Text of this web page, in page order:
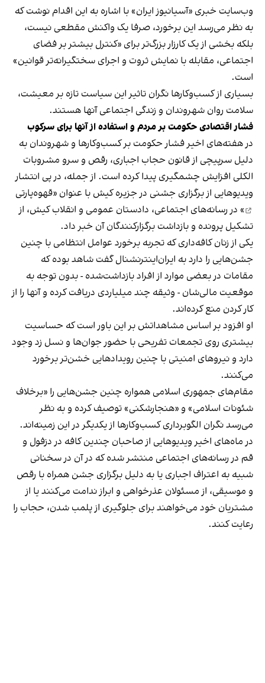
وب‌سایت خبری «آسیانیوز ایران» با اشاره به این اقدام نوشت که
به نظر می‌رسد این برخورد، صرفا یک واکنش مقطعی نیست،
بلکه بخشی از یک کارزار بزرگ‌تر برای «کنترل بیشتر بر فضای
اجتماعی، مقابله با نمایش ثروت و اجرای سختگیرانه‌تر قوانین»
است.
بسیاری از کسب‌وکارها نگران تاثیر این سیاست‌ تازه بر معیشت،
سلامت روان شهروندان و زندگی اجتماعی آنها هستند.
فشار اقتصادی حکومت بر مردم و استفاده از آنها برای سرکوب
در هفته‌های اخیر فشار حکومت بر کسب‌وکارها و شهروندان به
دلیل سرپیچی از قانون حجاب اجباری، رقص و سرو مشروبات
الکلی افزایش چشمگیری پیدا کرده است. از جمله، در پی انتشار
ویدیوهایی از برگزاری جشنی در جزیره کیش با عنوان «قهوه‌پارتی
» در رسانه‌های اجتماعی، دادستان عمومی و انقلاب کیش، از
تشکیل پرونده و بازداشت برگزارکنندگان آن خبر داد.
یکی از زنان کافه‌داری که تجربه برخورد عوامل انتظامی با چنین
جشن‌هایی را دارد به ایران‌اینترنشنال گفت شاهد بوده که
مقامات در بعضی موارد از افراد بازداشت‌‌شده - بدون توجه به
موقعیت مالی‌شان - وثیقه چند میلیاردی دریافت کرده و آنها را از
کار کردن منع کرده‌اند.
او افزود بر اساس مشاهداتش بر این باور است که حساسیت
بیشتری روی تجمعات تفریحی با حضور جوان‌ها و نسل زد وجود
دارد و نیروهای امنیتی با چنین رویدادهایی خشن‌تر برخورد
می‌کنند.
مقام‌های جمهوری اسلامی همواره چنین جشن‌هایی را «برخلاف
شئونات اسلامی» و «هنجارشکنی» توصیف کرده و به نظر
می‌رسد نگران الگوبرداری کسب‌وکارها از یکدیگر در این زمینه‌اند.
در ماه‌های اخیر ویدیوهایی از صاحبان چندین کافه در دزفول و
قم در رسانه‌های اجتماعی منتشر شده که در آن در سخنانی
شبیه به اعتراف اجباری یا به دلیل برگزاری جشن همراه با رقص
و موسیقی، از مسئولان عذرخواهی و ابراز ندامت می‌کنند یا از
مشتریان خود می‌خواهند برای جلوگیری از پلمب شدن، حجاب را
رعایت کنند.